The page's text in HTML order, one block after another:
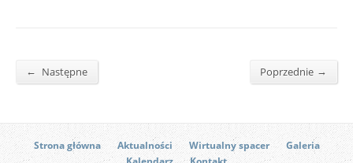
← Następne Poprzednie →
Strona główna Aktualności Wirtualny spacer
Galeria